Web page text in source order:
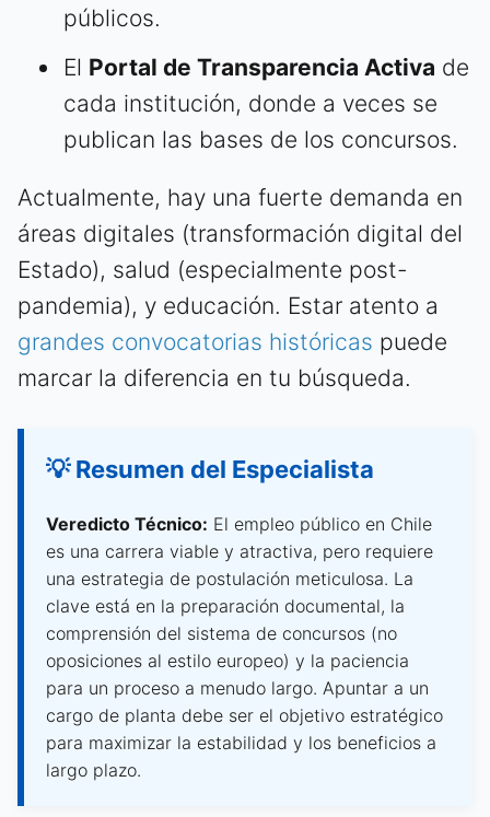
públicos.
El Portal de Transparencia Activa de
cada institución, donde a veces se
publican las bases de los concursos.
Actualmente, hay una fuerte demanda en
áreas digitales (transformación digital del
Estado), salud (especialmente post-
pandemia), y educación. Estar atento a
grandes convocatorias históricas puede
marcar la diferencia en tu búsqueda.
💡 Resumen del Especialista
Veredicto Técnico: El empleo público en Chile
es una carrera viable y atractiva, pero requiere
una estrategia de postulación meticulosa. La
clave está en la preparación documental, la
comprensión del sistema de concursos (no
oposiciones al estilo europeo) y la paciencia
para un proceso a menudo largo. Apuntar a un
cargo de planta debe ser el objetivo estratégico
para maximizar la estabilidad y los beneficios a
largo plazo.